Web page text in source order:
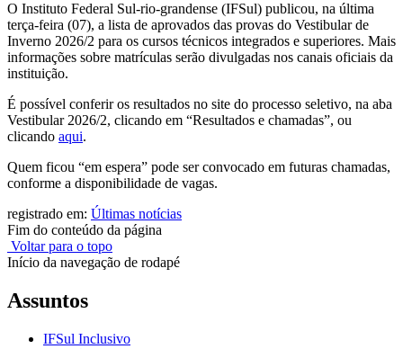
O Instituto Federal Sul-rio-grandense (IFSul) publicou, na última
terça-feira (07), a lista de aprovados das provas do Vestibular de
Inverno 2026/2 para os cursos técnicos integrados e superiores. Mais
informações sobre matrículas serão divulgadas nos canais oficiais da
instituição.
É possível conferir os resultados no site do processo seletivo, na aba
Vestibular 2026/2, clicando em “Resultados e chamadas”, ou
clicando aqui.
Quem ficou “em espera” pode ser convocado em futuras chamadas,
conforme a disponibilidade de vagas.
registrado em: Últimas notícias
Fim do conteúdo da página
Voltar para o topo
Início da navegação de rodapé
Assuntos
IFSul Inclusivo